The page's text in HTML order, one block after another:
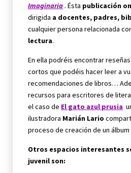
Imaginaria . Ésta publicación
dirigida a docentes, padres,
cualquier persona relacionada
lectura.
En ella podréis encontrar
cortos que podéis hacer leer a
recomendaciones de libros…
recursos para escritores de
el caso de El gato azul prusia
ilustradora Marián Lario
proceso de creación de un
Otros espacios interesantes
juvenil son: